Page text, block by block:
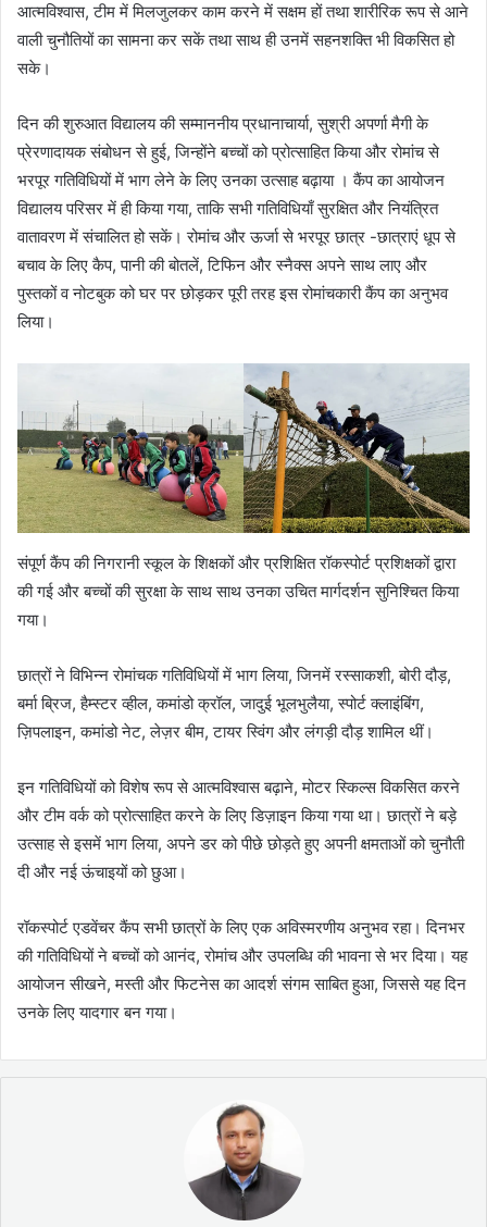
आत्मविश्वास, टीम में मिलजुलकर काम करने में सक्षम हों तथा शारीरिक रूप से आने
वाली चुनौतियों का सामना कर सकें तथा साथ ही उनमें सहनशक्ति भी विकसित हो
सके।
दिन की शुरुआत विद्यालय की सम्माननीय प्रधानाचार्या, सुश्री अपर्णा मैगी के
प्रेरणादायक संबोधन से हुई, जिन्होंने बच्चों को प्रोत्साहित किया और रोमांच से
भरपूर गतिविधियों में भाग लेने के लिए उनका उत्साह बढ़ाया । कैंप का आयोजन
विद्यालय परिसर में ही किया गया, ताकि सभी गतिविधियाँ सुरक्षित और नियंत्रित
वातावरण में संचालित हो सकें। रोमांच और ऊर्जा से भरपूर छात्र -छात्राएं धूप से
बचाव के लिए कैप, पानी की बोतलें, टिफिन और स्नैक्स अपने साथ लाए और
पुस्तकों व नोटबुक को घर पर छोड़कर पूरी तरह इस रोमांचकारी कैंप का अनुभव
लिया।
संपूर्ण कैंप की निगरानी स्कूल के शिक्षकों और प्रशिक्षित रॉकस्पोर्ट प्रशिक्षकों द्वारा
की गई और बच्चों की सुरक्षा के साथ साथ उनका उचित मार्गदर्शन सुनिश्चित किया
गया।
छात्रों ने विभिन्न रोमांचक गतिविधियों में भाग लिया, जिनमें रस्साकशी, बोरी दौड़,
बर्मा ब्रिज, हैम्स्टर व्हील, कमांडो क्रॉल, जादुई भूलभुलैया, स्पोर्ट क्लाइंबिंग,
ज़िपलाइन, कमांडो नेट, लेज़र बीम, टायर स्विंग और लंगड़ी दौड़ शामिल थीं।
इन गतिविधियों को विशेष रूप से आत्मविश्वास बढ़ाने, मोटर स्किल्स विकसित करने
और टीम वर्क को प्रोत्साहित करने के लिए डिज़ाइन किया गया था। छात्रों ने बड़े
उत्साह से इसमें भाग लिया, अपने डर को पीछे छोड़ते हुए अपनी क्षमताओं को चुनौती
दी और नई ऊंचाइयों को छुआ।
रॉकस्पोर्ट एडवेंचर कैंप सभी छात्रों के लिए एक अविस्मरणीय अनुभव रहा। दिनभर
की गतिविधियों ने बच्चों को आनंद, रोमांच और उपलब्धि की भावना से भर दिया। यह
आयोजन सीखने, मस्ती और फिटनेस का आदर्श संगम साबित हुआ, जिससे यह दिन
उनके लिए यादगार बन गया।